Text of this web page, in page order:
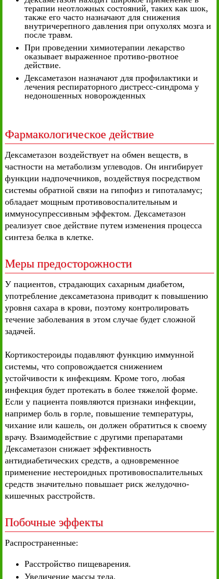
терапии неотложных состояний, таких как шок,
также его часто назначают для снижения
внутричерепного давления при опухолях мозга и
после травм.
При проведении химиотерапии лекарство
оказывает выраженное противо-рвотное
действие.
Дексаметазон назначают для профилактики и
лечения респираторного дистресс-синдрома у
недоношенных новорожденных
Фармакологическое действие
Дексаметазон воздействует на обмен веществ, в
частности на метаболизм углеводов. Он ингибирует
функции надпочечников, воздействуя посредством
системы обратной связи на гипофиз и гипоталамус;
обладает мощным противовоспалительным и
иммуносупрессивным эффектом. Дексаметазон
реализует свое действие путем изменения процесса
синтеза белка в клетке.
Меры предосторожности
У пациентов, страдающих сахарным диабетом,
употребление дексаметазона приводит к повышению
уровня сахара в крови, поэтому контролировать
течение заболевания в этом случае будет сложной
задачей.
Кортикостероиды подавляют функцию иммунной
системы, что сопровождается снижением
устойчивости к инфекциям. Кроме того, любая
инфекция будет протекать в более тяжелой форме.
Если у пациента появляются признаки инфекции,
например боль в горле, повышение температуры,
чихание или кашель, он должен обратиться к своему
врачу. Взаимодействие с другими препаратами
Дексаметазон снижает эффективность
антидиабетических средств, а одновременное
применение нестероидных противовоспалительных
средств значительно повышает риск желудочно-
кишечных расстройств.
Побочные эффекты
Распространенные:
Расстройство пищеварения.
Увеличение массы тела.